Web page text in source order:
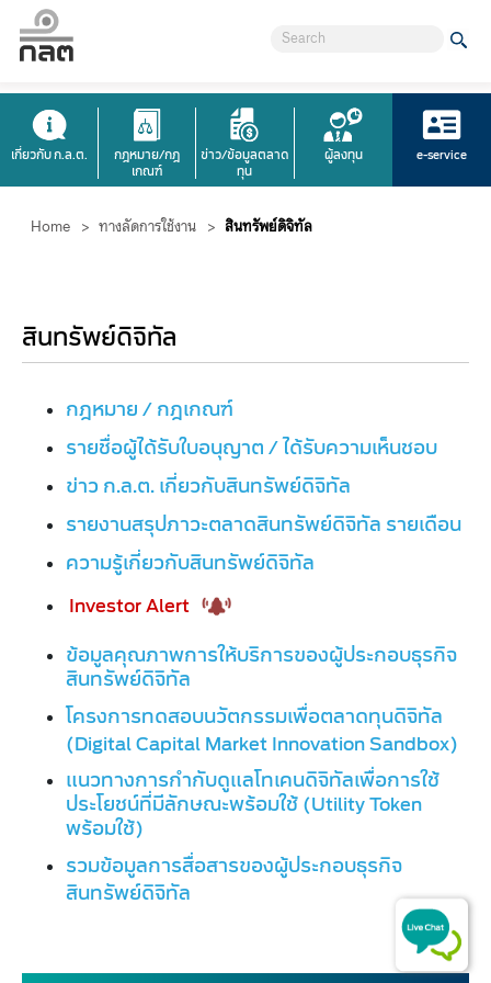
เกี่ยวกับ ก.ล.ต.
กฎหมาย/กฎ
เกณฑ์
ข่าว/ข้อมูลตลาด
ทุน
ผู้ลงทุน e-service
Home > ทางลัดการใช้งาน > สินทรัพย์ดิจิทัล
สินทรัพย์ดิจิทัล
กฎหมาย / กฎเกณฑ์
รายชื่อผู้ได้รับใบอนุญาต / ได้รับความเห็นชอบ
ข่าว ก.ล.ต. เกี่ยวกับสินทรัพย์ดิจิทัล
รายงานสรุปภาวะตลาดสินทรัพย์ดิจิทัล รายเดือน
ความรู้เกี่ยวกับสินทรัพย์ดิจิทัล
Investor Alert
ข้อมูลคุณภาพการให้บริการของผู้ประกอบธุรกิจ
สินทรัพย์ดิจิทัล​
โครงการทดสอบนวัตกรรมเพื่อตลาดทุนดิจิทัล
(Digital Capital Market Innovation Sandbox)
แนวทางการกำกับดูแลโทเคนดิจิทัลเพื่อการใช้
ประโยชน์ที่มีลักษณะพร้อมใช้ (Utility Token
พร้อมใช้)​
รวมข้อมูลการสื่อสารของผู้ประกอบธุรกิจ
สินทรัพย์ดิจิทัล